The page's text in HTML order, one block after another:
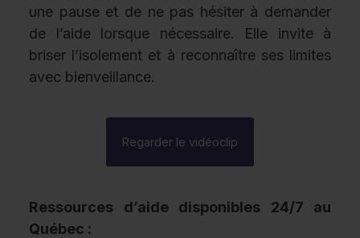
une pause et de ne pas hésiter à demander
de l’aide lorsque nécessaire. Elle invite à
briser l’isolement et à reconnaître ses limites
avec bienveillance.
Regarder le vidéoclip
Ressources d’aide disponibles 24/7 au
Québec :